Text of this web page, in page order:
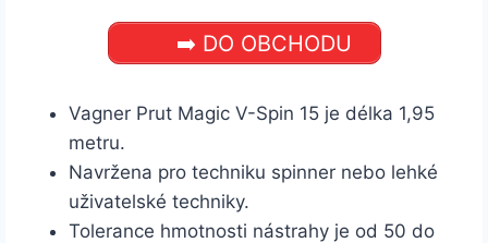
➡️ DO OBCHODU
Vagner Prut Magic V-Spin 15 je délka 1,95
metru.
Navržena pro techniku spinner nebo lehké
uživatelské techniky.
Tolerance hmotnosti nástrahy je od 50 do